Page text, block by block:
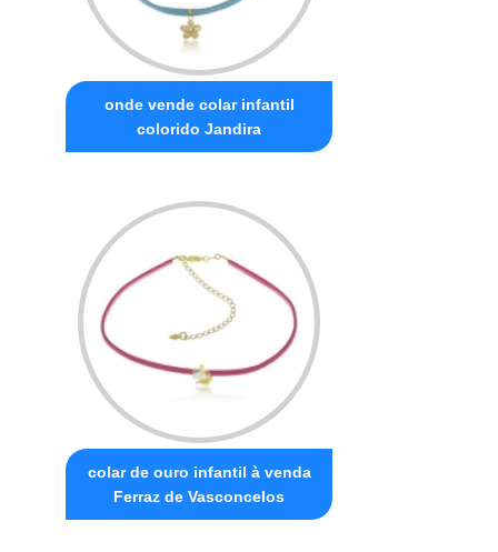
onde vende colar infantil
colorido Jandira
colar de ouro infantil à venda
Ferraz de Vasconcelos